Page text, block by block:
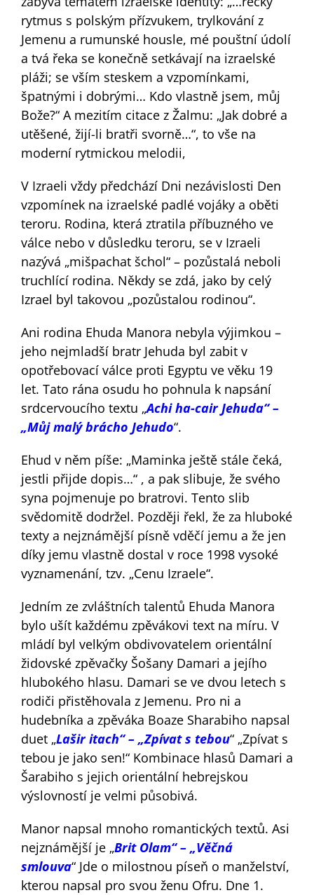
rytmus s polským přízvukem, trylkování z
Jemenu a rumunské housle, mé pouštní údolí
a tvá řeka se konečně setkávají na izraelské
pláži; se vším steskem a vzpomínkami,
špatnými i dobrými… Kdo vlastně jsem, můj
Bože?“ A mezitím citace z Žalmu: „Jak dobré a
utěšené, žijí-li bratři svorně…“, to vše na
moderní rytmickou melodii,
V Izraeli vždy předchází Dni nezávislosti Den
vzpomínek na izraelské padlé vojáky a oběti
teroru. Rodina, která ztratila příbuzného ve
válce nebo v důsledku teroru, se v Izraeli
nazývá „mišpachat šchol“ – pozůstalá neboli
truchlící rodina. Někdy se zdá, jako by celý
Izrael byl takovou „pozůstalou rodinou“.
Ani rodina Ehuda Manora nebyla výjimkou –
jeho nejmladší bratr Jehuda byl zabit v
opotřebovací válce proti Egyptu ve věku 19
let. Tato rána osudu ho pohnula k napsání
srdcervoucího textu „Achi ha-cair Jehuda“ –
„Můj malý brácho Jehudo“.
Ehud v něm píše: „Maminka ještě stále čeká,
jestli přijde dopis…“ , a pak slibuje, že svého
syna pojmenuje po bratrovi. Tento slib
svědomitě dodržel. Později řekl, že za hluboké
texty a nejznámější písně vděčí jemu a že jen
díky jemu vlastně dostal v roce 1998 vysoké
vyznamenání, tzv. „Cenu Izraele“.
Jedním ze zvláštních talentů Ehuda Manora
bylo ušít každému zpěvákovi text na míru. V
mládí byl velkým obdivovatelem orientální
židovské zpěvačky Šošany Damari a jejího
hlubokého hlasu. Damari se ve dvou letech s
rodiči přistěhovala z Jemenu. Pro ni a
hudebníka a zpěváka Boaze Sharabiho napsal
duet „Lašir itach“ – „Zpívat s tebou“ „Zpívat s
tebou je jako sen!“ Kombinace hlasů Damari a
Šarabiho s jejich orientální hebrejskou
výslovností je velmi působivá.
Manor napsal mnoho romantických textů. Asi
nejznámější je „Brit Olam“ – „Věčná
smlouva“ Jde o milostnou píseň o manželství,
kterou napsal pro svou ženu Ofru. Dne 1.